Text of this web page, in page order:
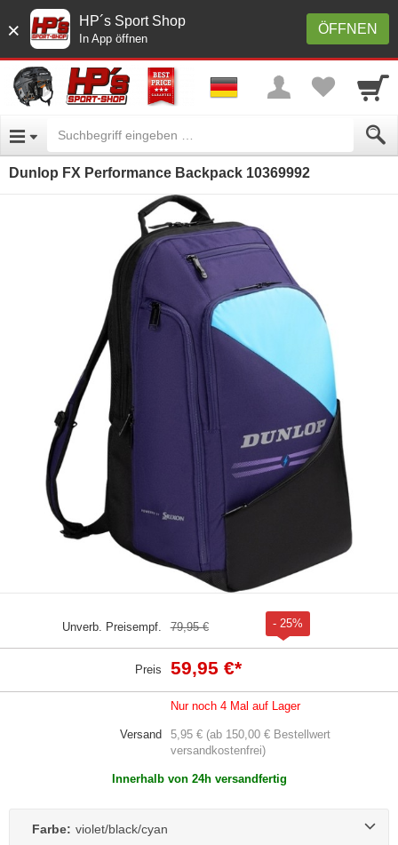
× ÖFFNEN
HP´s Sport Shop
In App öffnen
Dunlop FX Performance Backpack 10369992
Unverb. Preisempf. 79,95 € - 25%
Preis 59,95 €*
Nur noch 4 Mal auf Lager
Versand
5,95 € (ab 150,00 € Bestellwert
versandkostenfrei)
Innerhalb von 24h versandfertig
Farbe: violet/black/cyan